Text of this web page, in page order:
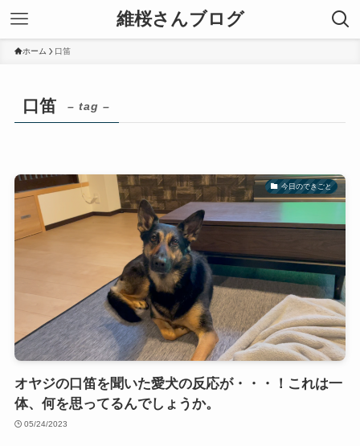
維桜さんブログ
ホーム 口笛
口笛 – tag –
今日のできごと
オヤジの口笛を聞いた愛犬の反応が・・・！これは一
体、何を思ってるんでしょうか。
05/24/2023